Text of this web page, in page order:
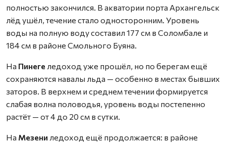
полностью закончился. В акватории порта Архангельск
лёд ушёл, течение стало односторонним. Уровень
воды на полную воду составил 177 см в Соломбале и
184 см в районе Смольного Буяна.
На Пинеге ледоход уже прошёл, но по берегам ещё
сохраняются навалы льда — особенно в местах бывших
заторов. В верхнем и среднем течении формируется
слабая волна половодья, уровень воды постепенно
растёт — от 4 до 20 см в сутки.
На Мезени ледоход ещё продолжается: в районе